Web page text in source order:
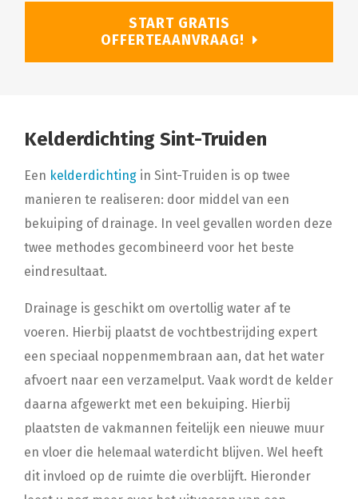
START GRATIS
OFFERTEAANVRAAG!
Kelderdichting Sint-Truiden
Een kelderdichting in Sint-Truiden is op twee
manieren te realiseren: door middel van een
bekuiping of drainage. In veel gevallen worden deze
twee methodes gecombineerd voor het beste
eindresultaat.
Drainage is geschikt om overtollig water af te
voeren. Hierbij plaatst de vochtbestrijding expert
een speciaal noppenmembraan aan, dat het water
afvoert naar een verzamelput. Vaak wordt de kelder
daarna afgewerkt met een bekuiping. Hierbij
plaatsten de vakmannen feitelijk een nieuwe muur
en vloer die helemaal waterdicht blijven. Wel heeft
dit invloed op de ruimte die overblijft. Hieronder